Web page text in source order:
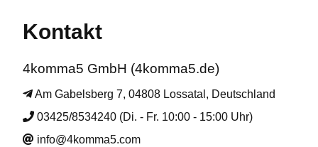
Kontakt
4komma5 GmbH (4komma5.de)
Am Gabelsberg 7, 04808 Lossatal, Deutschland
03425/8534240 (Di. - Fr. 10:00 - 15:00 Uhr)
info@4komma5.com